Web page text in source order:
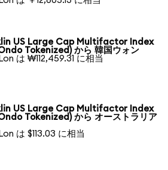
US Large Cap Multifactor Index
Tokenized) から 韓国ウォン
は ₩112,459.31 に相当
US Large Cap Multifactor Index
Tokenized) から オーストラリア
は $113.03 に相当